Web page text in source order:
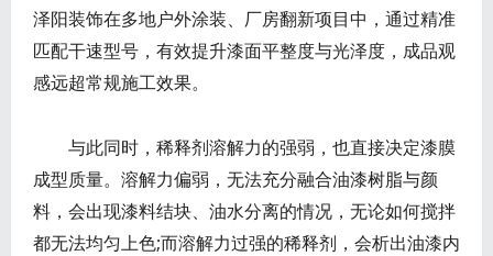
泽阳装饰在多地户外涂装、厂房翻新项目中，通过精准
匹配干速型号，有效提升漆面平整度与光泽度，成品观
感远超常规施工效果。
与此同时，稀释剂溶解力的强弱，也直接决定漆膜
成型质量。溶解力偏弱，无法充分融合油漆树脂与颜
料，会出现漆料结块、油水分离的情况，无论如何搅拌
都无法均匀上色;而溶解力过强的稀释剂，会析出油漆内